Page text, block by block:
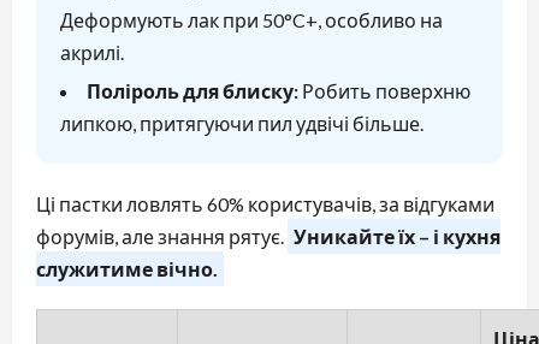
Деформують лак при 50°C+, особливо на
акрилі.
Поліроль для блиску: Робить поверхню
липкою, притягуючи пил удвічі більше.
Ці пастки ловлять 60% користувачів, за відгуками
форумів, але знання рятує. Уникайте їх – і кухня
служитиме вічно.
Ціна